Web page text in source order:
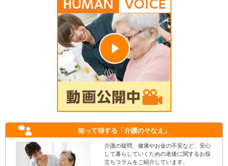
知って得する 「介護のそなえ」
介護の疑問、健康やお金の不安など、安心
して暮らしていくための老後に関するお役
立ちコラムをご紹介しています。